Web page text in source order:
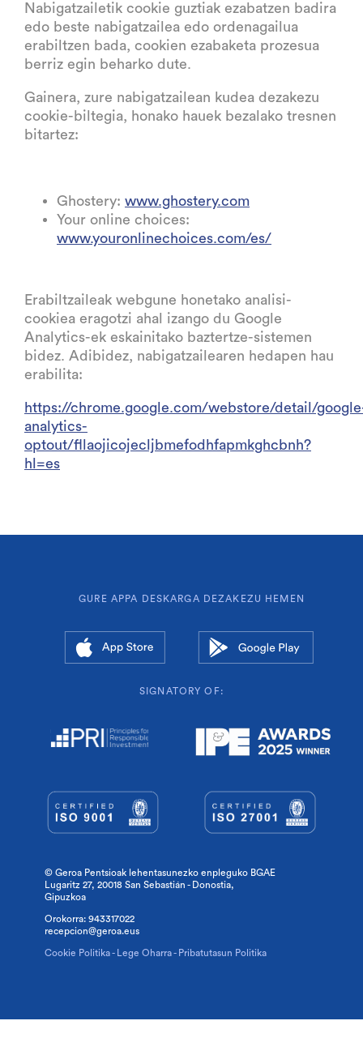
Nabigatzailetik cookie guztiak ezabatzen badira
edo beste nabigatzailea edo ordenagailua
erabiltzen bada, cookien ezabaketa prozesua
berriz egin beharko dute.
Gainera, zure nabigatzailean kudea dezakezu
cookie-biltegia, honako hauek bezalako tresnen
bitartez:
Ghostery: www.ghostery.com
Your online choices:
www.youronlinechoices.com/es/
Erabiltzaileak webgune honetako analisi-
cookiea eragotzi ahal izango du Google
Analytics-ek eskainitako baztertze-sistemen
bidez. Adibidez, nabigatzailearen hedapen hau
erabilita:
https://chrome.google.com/webstore/detail/
analytics-
optout/fllaojicojecljbmefodhfapmkghcbnh?
hl=es
GURE APPA DESKARGA DEZAKEZU HEMEN
SIGNATORY OF:
© Geroa Pentsioak lehentasunezko enpleguko BGAE
Lugaritz 27, 20018 San Sebastián - Donostia,
Gipuzkoa
Orokorra: 943317022
recepcion@geroa.eus
Cookie Politika- Lege Oharra- Pribatutasun Politika